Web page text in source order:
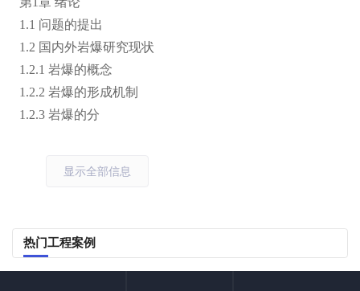
热门工程案例
1.1 问题的提出
1.2 国内外岩爆研究现状
1.2.1 岩爆的概念
1.2.2 岩爆的形成机制
1.2.3 岩爆的分
显示全部信息